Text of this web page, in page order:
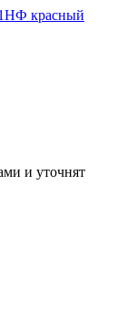
красный
и уточнят